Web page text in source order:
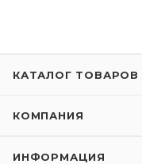
КАТАЛОГ ТОВАРОВ
КОМПАНИЯ
ИНФОРМАЦИЯ